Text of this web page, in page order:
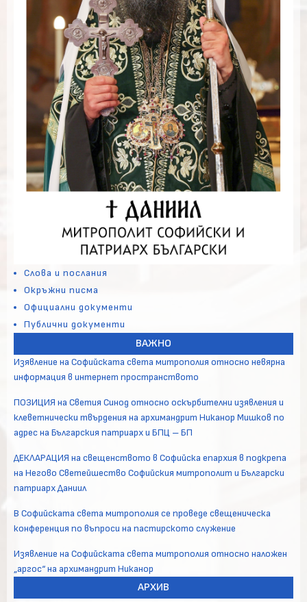
Слова и послания
Окръжни писма
Официални документи
Публични документи
ВАЖНО
Изявление на Софийската света митрополия относно невярна
информация в интернет пространството
ПОЗИЦИЯ на Светия Синод относно оскърбителни изявления и
клеветнически твърдения на архимандрит Никанор Мишков по
адрес на Българския патриарх и БПЦ – БП
ДЕКЛАРАЦИЯ на свещенството в Софийска епархия в подкрепа
на Негово Светейшество Софийския митрополит и Български
патриарх Даниил
В Софийската света митрополия се проведе свещеническа
конференция по въпроси на пастирското служение
Изявление на Софийската света митрополия относно наложен
„аргос“ на архимандрит Никанор
АРХИВ